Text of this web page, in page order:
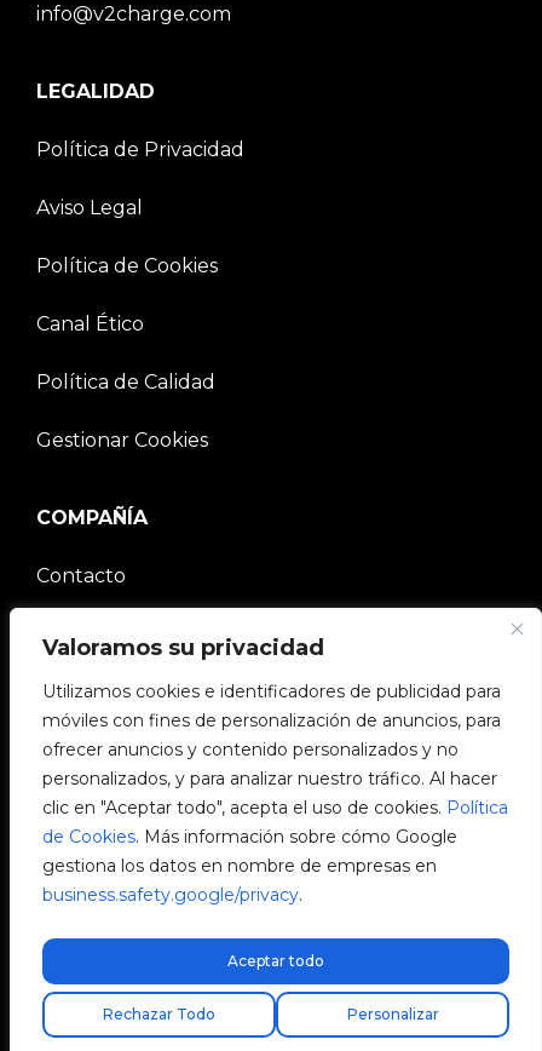
Valoramos su privacidad
Utilizamos cookies e identificadores de publicidad para
móviles con fines de personalización de anuncios, para
ofrecer anuncios y contenido personalizados y no
personalizados, y para analizar nuestro tráfico. Al hacer
clic en "Aceptar todo", acepta el uso de cookies. Política
de Cookies. Más información sobre cómo Google
gestiona los datos en nombre de empresas en
business.safety.google/privacy.
Personalizar
Rechazar Todo
Aceptar todo
info@v2charge.com
LEGALIDAD
Política de Privacidad
Aviso Legal
Política de Cookies
Canal Ético
Política de Calidad
Gestionar Cookies
COMPAÑÍA
Contacto
Comunidad V2C
Trabaja con nosotros
e-Chargers
V2C Power
V2C Cloud
Encuentra tu instalador
V2C © 2026 All rights reserved.